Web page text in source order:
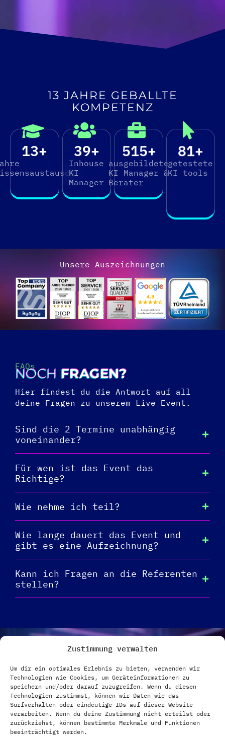
Zustimmung verwalten
Um dir ein optimales Erlebnis zu bieten, verwenden wir
Technologien wie Cookies, um Geräteinformationen zu
speichern und/oder darauf zuzugreifen. Wenn du diesen
Technologien zustimmst, können wir Daten wie das
Surfverhalten oder eindeutige IDs auf dieser Website
verarbeiten. Wenn du deine Zustimmung nicht erteilst oder
zurückziehst, können bestimmte Merkmale und Funktionen
beeinträchtigt werden.
13 JAHRE GEBALLTE
KOMPETENZ
13+
Inhouse
KI
Manager
50+
ausgebildete
KI Manager &
Berater
818+
getestete
KI tools
129+
Unsere Auszeichnungen
FAQs
NOCH FRAGEN?
Hier findest du die Antwort auf all
deine Fragen zu unserem Live Event.
Sind die 2 Termine unabhängig
voneinander?
Für wen ist das Event das
Richtige?
Wie nehme ich teil?
Wie lange dauert das Event und
gibt es eine Aufzeichnung?
Kann ich Fragen an die Referenten
stellen?
KI CONSULTING2025
Wie du mit KI-Beratung Unternehmen
transformierst –
und dir selbst ein profitables
Geschäftsmodell aufbaust.
Online & Live | Kostenfrei